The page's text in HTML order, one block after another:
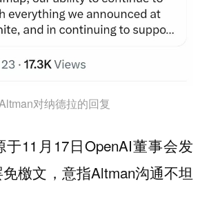
对纳德拉的回复
11月17日OpenAI董事会发
檄文，意指Altman沟通不坦